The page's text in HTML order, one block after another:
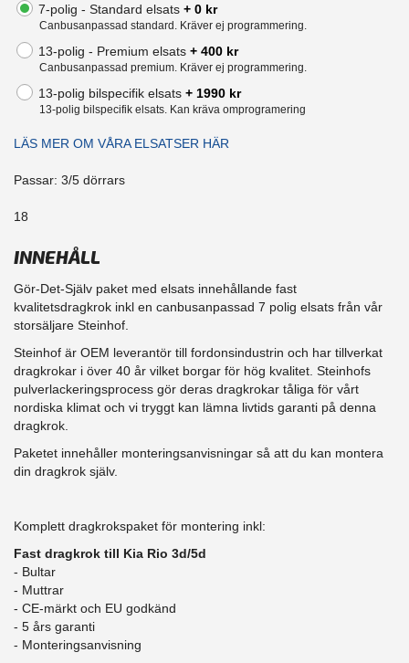
7-polig - Standard elsats + 0 kr
Canbusanpassad standard. Kräver ej programmering.
13-polig - Premium elsats + 400 kr
Canbusanpassad premium. Kräver ej programmering.
13-polig bilspecifik elsats + 1990 kr
13-polig bilspecifik elsats. Kan kräva omprogramering
LÄS MER OM VÅRA ELSATSER HÄR
Passar: 3/5 dörrars
18
INNEHÅLL
Gör-Det-Själv paket med elsats innehållande fast
kvalitetsdragkrok inkl en canbusanpassad 7 polig elsats från vår
storsäljare Steinhof.
Steinhof är OEM leverantör till fordonsindustrin och har tillverkat
dragkrokar i över 40 år vilket borgar för hög kvalitet. Steinhofs
pulverlackeringsprocess gör deras dragkrokar tåliga för vårt
nordiska klimat och vi tryggt kan lämna livtids garanti på denna
dragkrok.
Paketet innehåller monteringsanvisningar så att du kan montera
din dragkrok själv.
Komplett dragkrokspaket för montering inkl:
Fast dragkrok till Kia Rio 3d/5d
- Bultar
- Muttrar
- CE-märkt och EU godkänd
​- 5 års garanti
- Monteringsanvisning